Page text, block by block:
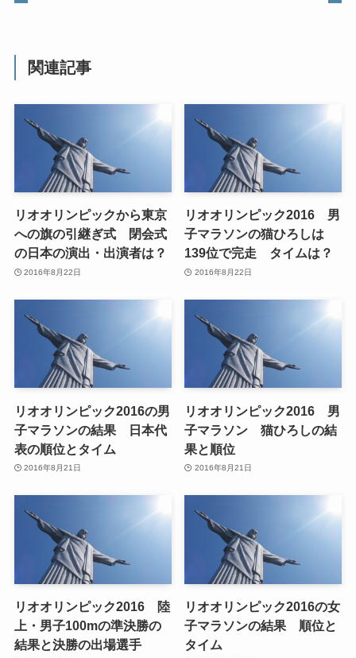
関連記事
リオオリンピックから東京
への旗の引継ぎ式 閉会式
の日本の演出・出演者は？
2016年8月22日
リオオリンピック2016 男
子マラソンの猫ひろしは
139位で完走 タイムは？
2016年8月22日
リオオリンピック2016の男
子マラソンの結果 日本代
表の順位とタイム
2016年8月21日
リオオリンピック2016 男
子マラソン 猫ひろしの結
果と順位
2016年8月21日
リオオリンピック2016 陸
上・男子100mの準決勝の
結果と決勝の出場選手
リオオリンピック2016の女
子マラソンの結果 順位と
タイム